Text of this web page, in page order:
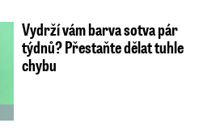
Vydrží vám barva sotva pár
týdnů? Přestaňte dělat tuhle
chybu